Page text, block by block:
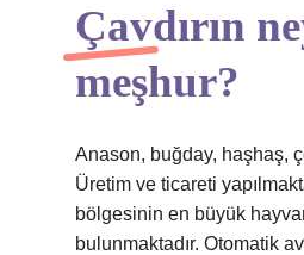
Çavdırın
meşhur?
Anason, buğday, haşhaş,
Üretim ve ticareti
bölgesinin en büyük
bulunmaktadır. Otomatik